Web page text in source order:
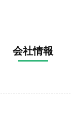
会社情報